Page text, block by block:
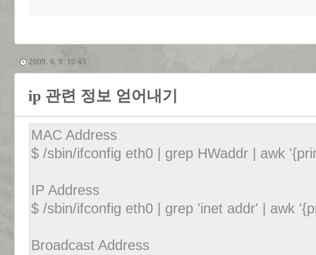
2009. 6. 9. 10:43
ip 관련 정보 얻어내기
MAC Address
$ /sbin/ifconfig eth0 | grep HWaddr | awk
IP Address
$ /sbin/ifconfig eth0 | grep 'inet addr' | awk
Broadcast Address